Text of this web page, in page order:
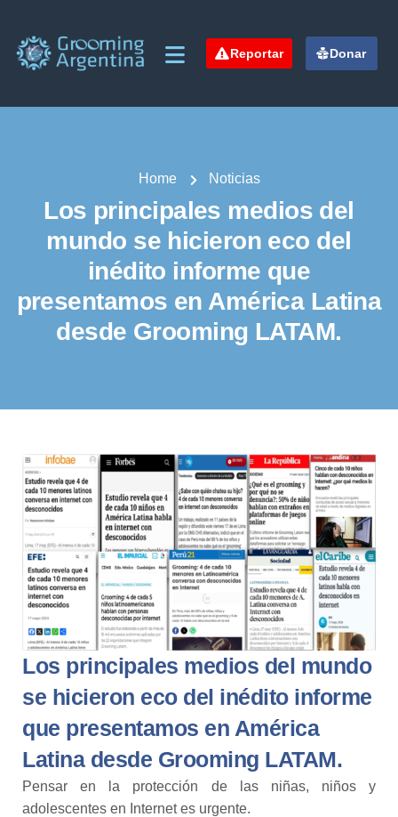
Reportar Donar
Home Noticias
Los principales medios del
mundo se hicieron eco del
inédito informe que
presentamos en América Latina
desde Grooming LATAM.
Los principales medios del mundo
se hicieron eco del inédito informe
que presentamos en América
Latina desde Grooming LATAM.
Pensar en la protección de las niñas, niños y
adolescentes en Internet es urgente.